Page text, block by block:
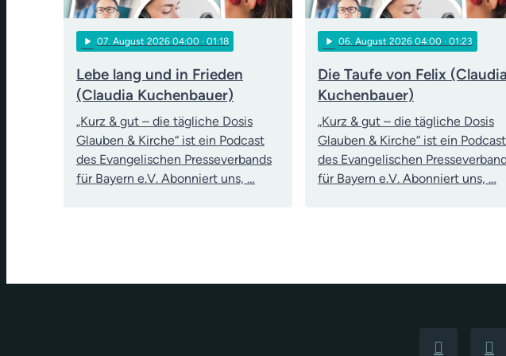
play_arrow 07 . August 2026 04:00 · 01:18
Lebe lang und in Frieden
(Claudia Kuchenbauer)
„Kurz & gut – die tägliche Dosis
Glauben & Kirche“ ist ein Podcast
des Evangelischen Presseverbands
für Bayern e.V. Abonniert uns, …
play_arrow 06 . August 2026 04:00 · 01:23
Die Taufe von Felix (Claudia
Kuchenbauer)
„Kurz & gut – die tägliche Dosis
Glauben & Kirche“ ist ein Podcast
des Evangelischen
für Bayern e.V. Abonniert uns, …